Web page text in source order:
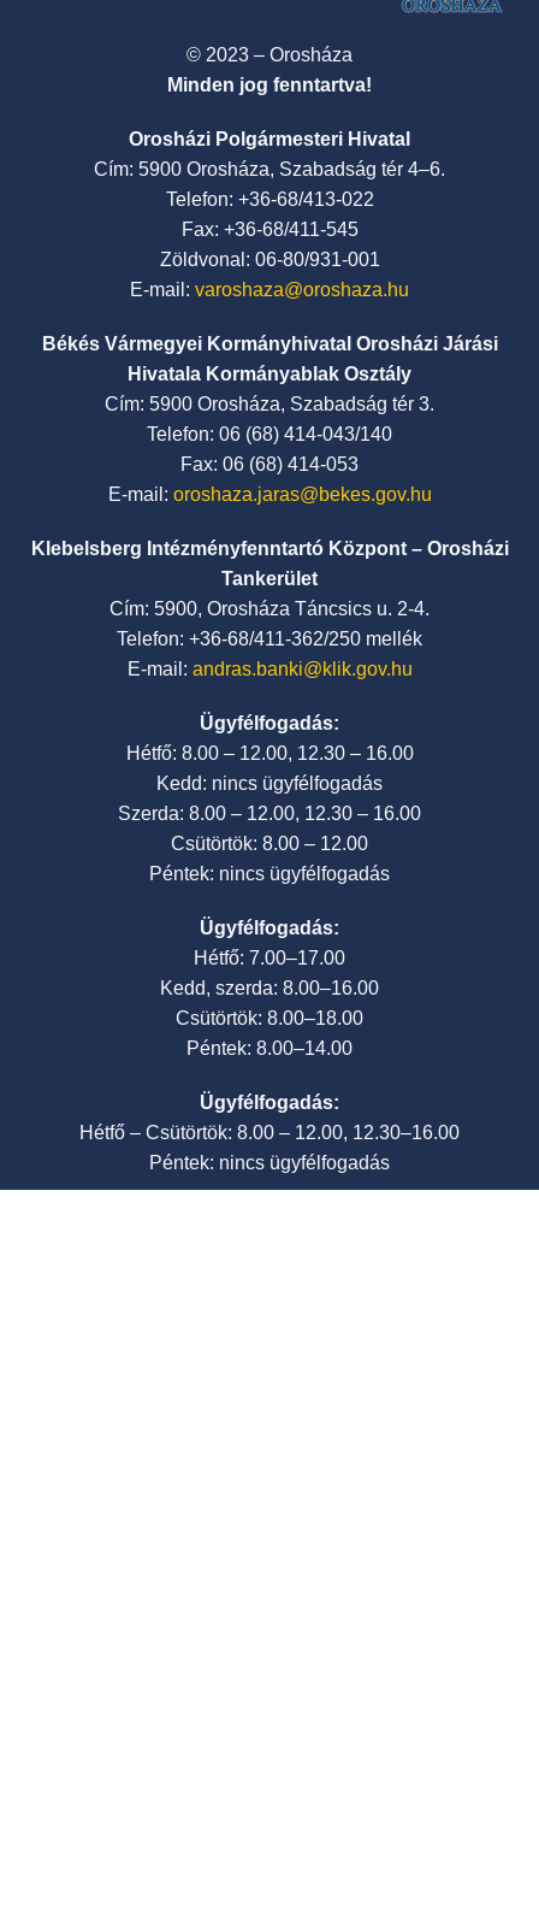
© 2023 – Orosháza
Minden jog fenntartva!
Orosházi Polgármesteri Hivatal
Cím: 5900 Orosháza, Szabadság tér 4–6.
Telefon: +36-68/413-022
Fax: +36-68/411-545
Zöldvonal: 06-80/931-001
E-mail: varoshaza@oroshaza.hu
Békés Vármegyei Kormányhivatal Orosházi Járási
Hivatala Kormányablak Osztály
Cím: 5900 Orosháza, Szabadság tér 3.
Telefon: 06 (68) 414-043/140
Fax: 06 (68) 414-053
E-mail: oroshaza.jaras@bekes.gov.hu
Klebelsberg Intézményfenntartó Központ – Orosházi
Tankerület
Cím: 5900, Orosháza Táncsics u. 2-4.
Telefon: +36-68/411-362/250 mellék
E-mail: andras.banki@klik.gov.hu
Ügyfélfogadás:
Hétfő: 8.00 – 12.00, 12.30 – 16.00
Kedd: nincs ügyfélfogadás
Szerda: 8.00 – 12.00, 12.30 – 16.00
Csütörtök: 8.00 – 12.00
Péntek: nincs ügyfélfogadás
Ügyfélfogadás:
Hétfő: 7.00–17.00
Kedd, szerda: 8.00–16.00
Csütörtök: 8.00–18.00
Péntek: 8.00–14.00
Ügyfélfogadás:
Hétfő – Csütörtök: 8.00 – 12.00, 12.30–16.00
Péntek: nincs ügyfélfogadás